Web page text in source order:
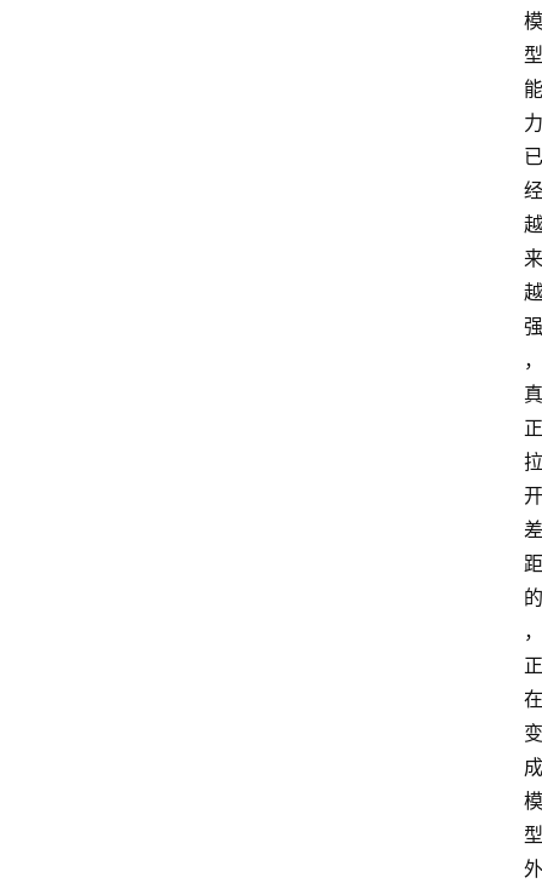
模
型
能
力
已
经
越
来
越
强
，
真
正
拉
开
差
距
的
，
正
在
变
成
模
型
外